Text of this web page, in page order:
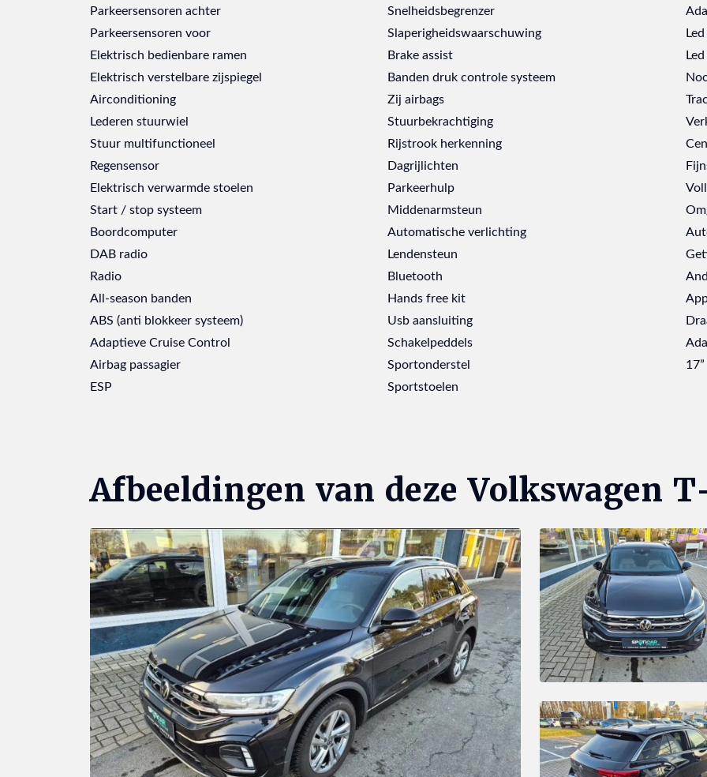
Parkeersensoren achter
Parkeersensoren voor
Elektrisch bedienbare ramen
Elektrisch verstelbare zijspiegel
Airconditioning
Lederen stuurwiel
Stuur multifunctioneel
Regensensor
Elektrisch verwarmde stoelen
Start / stop systeem
Boordcomputer
DAB radio
Radio
All-season banden
ABS (anti blokkeer systeem)
Adaptieve Cruise Control
Airbag passagier
ESP
Snelheidsbegrenzer
Slaperigheidswaarschuwing
Brake assist
Banden druk controle systeem
Zij airbags
Stuurbekrachtiging
Rijstrook herkenning
Dagrijlichten
Parkeerhulp
Middenarmsteun
Automatische verlichting
Lendensteun
Bluetooth
Hands free kit
Usb aansluiting
Schakelpeddels
Sportonderstel
Sportstoelen
Afbeeldingen van deze Volkswagen